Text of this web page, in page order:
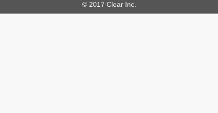
© 2017 Clear Inc.